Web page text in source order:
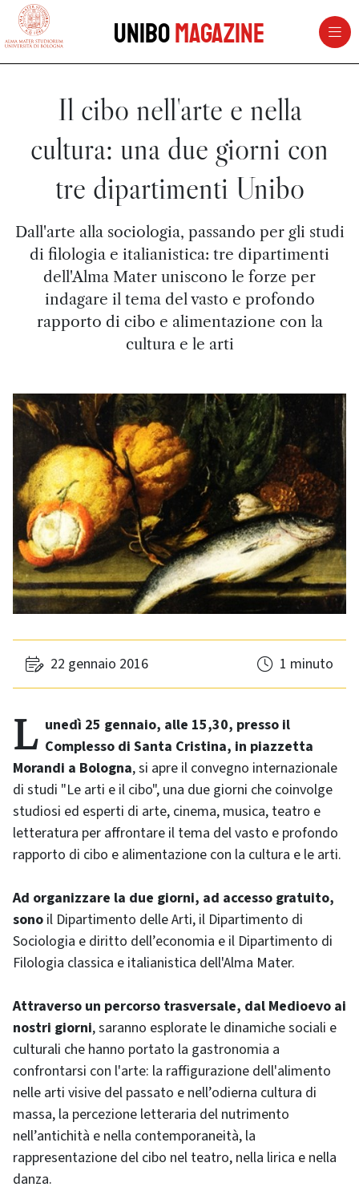
vai al contenuto della pagina
UniboMagazine
Il cibo nell'arte e nella
cultura: una due giorni con
tre dipartimenti Unibo
Dall'arte alla sociologia, passando per gli studi
di filologia e italianistica: tre dipartimenti
dell'Alma Mater uniscono le forze per
indagare il tema del vasto e profondo
rapporto di cibo e alimentazione con la
cultura e le arti
22 gennaio 2016 1 minuto
Lunedì 25 gennaio, alle 15,30, presso il Complesso di Santa Cristina, in piazzetta
Morandi a Bologna, si apre il convegno internazionale
di studi "Le arti e il cibo", una due giorni che coinvolge
studiosi ed esperti di arte, cinema, musica, teatro e
letteratura per affrontare il tema del vasto e profondo
rapporto di cibo e alimentazione con la cultura e le arti.
Ad organizzare la due giorni, ad accesso gratuito,
sono il Dipartimento delle Arti, il Dipartimento di
Sociologia e diritto dell’economia e il Dipartimento di
Filologia classica e italianistica dell'Alma Mater.
Attraverso un percorso trasversale, dal Medioevo ai
nostri giorni, saranno esplorate le dinamiche sociali e
culturali che hanno portato la gastronomia a
confrontarsi con l'arte: la raffigurazione dell'alimento
nelle arti visive del passato e nell’odierna cultura di
massa, la percezione letteraria del nutrimento
nell’antichità e nella contemporaneità, la
rappresentazione del cibo nel teatro, nella lirica e nella
danza.